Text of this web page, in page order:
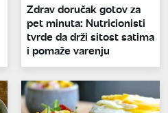
Zdrav doručak gotov za
pet minuta: Nutricionisti
tvrde da drži sitost satima
i pomaže varenju